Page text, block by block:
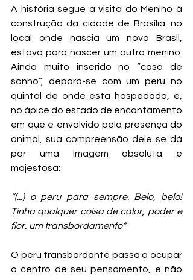
A história segue a visita do Menino à
construção da cidade de Brasília: no
local onde nascia um novo Brasil,
estava para nascer um outro menino.
Ainda muito inserido no “caso de
sonho”, depara-se com um peru no
quintal de onde está hospedado, e,
no ápice do estado de encantamento
em que é envolvido pela presença do
animal, sua compreensão dele se dá
por uma imagem absoluta e
majestosa:
“(...) o peru para sempre. Belo, belo!
Tinha qualquer coisa de calor, poder e
flor, um transbordamento”
O peru transbordante passa a ocupar
o centro de seu pensamento, e não